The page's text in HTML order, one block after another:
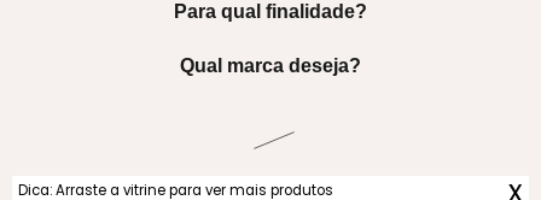
Para qual finalidade?
Qual marca deseja?
Dica: Arraste a vitrine para ver mais produtos x